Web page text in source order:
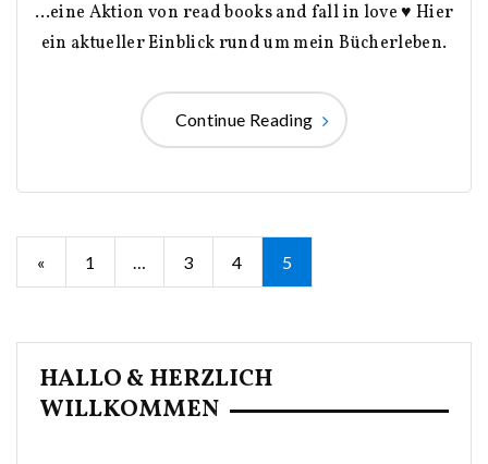
…eine Aktion von read books and fall in love ♥ Hier
ein aktueller Einblick rund um mein Bücherleben.
Continue Reading
Seitennummerierung
der
Beiträge
« 1 … 3 4 5
HALLO & HERZLICH
WILLKOMMEN